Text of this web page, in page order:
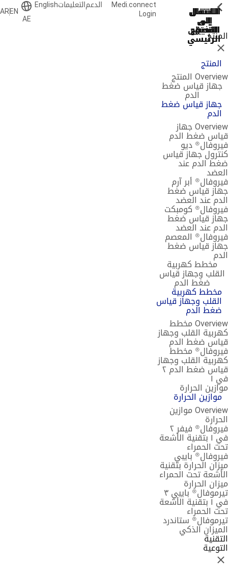
الانتقال
إلى
البحث
الانتقال
إلى
التصفح
الرئيسي
الانتقال
إلى
التصفح
الرئيسي
الانتقال
إلى
المحتوى
الرئيسي
الانتقال
إلى
التذييل
Medi.connect
Login
الدعمالتعليماتEnglish
AE
EN
AR
المنتج
ShowPrevious
إغلاق
المنتج
Overview المنتج
جهاز قياس ضغط
الدم
ShowPrevious
جهاز قياس ضغط
الدم
Overview جهاز
قياس ضغط الدم
فيروفال® ديو
كنترول جهاز قياس
ضغط الدم عند
العضد
فيروفال® أبر آرم
جهاز قياس ضغط
الدم عند العضد
فيروفال® كومبكت
جهاز قياس ضغط
الدم عند العضد
فيروفال® المعصم
جهاز قياس ضغط
الدم
مخطط كهربية
القلب وجهاز قياس
ضغط الدم
ShowPrevious
مخطط كهربية
القلب وجهاز قياس
ضغط الدم
Overview مخطط
كهربية القلب وجهاز
قياس ضغط الدم
فيروفال® مخطط
كهربية القلب وجهاز
قياس ضغط الدم ٢
في ١
موازين الحرارة
ShowPrevious
موازين الحرارة
Overview موازين
الحرارة
فيروفال® فيفر ٢
في ١ بتقنية الأشعة
تحت الحمراء
فيروفال® بايبي
ميزان الحرارة بتقنية
الأشعة تحت الحمراء
ميزان الحرارة
تيرموفال® بايبي ٣
في ١ بتقنية الأشعة
تحت الحمراء
تيرموفال® ستاندرد
الميزان الذكي
التقنية
التوعية
ShowPrevious
إغلاق
ShowPrevious
ShowPrevious
ShowPrevious
ShowPrevious
ShowPrevious